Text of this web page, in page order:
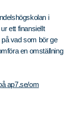
i
ett finansiellt
vad som bör ge
en omställning
ap7.se/om